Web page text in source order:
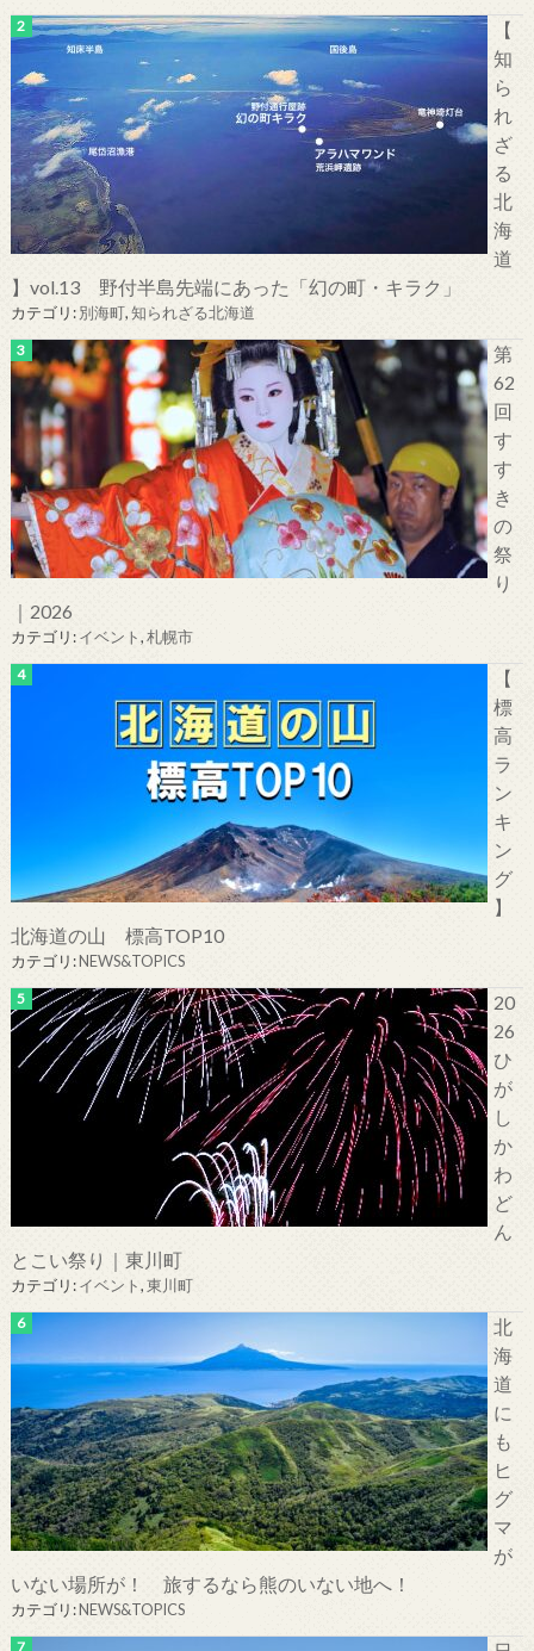
【
知
ら
れ
ざ
る
北
海
道
】vol.13 野付半島先端にあった「幻の町・キラク」
カテゴリ:別海町,知られざる北海道
第
62
回
す
す
き
の
祭
り
｜2026
カテゴリ:イベント,札幌市
【
標
高
ラ
ン
キ
ン
グ
】
北海道の山 標高TOP10
カテゴリ:NEWS&TOPICS
20
26
ひ
が
し
か
わ
ど
ん
とこい祭り｜東川町
カテゴリ:イベント,東川町
北
海
道
に
も
ヒ
グ
マ
が
いない場所が！ 旅するなら熊のいない地へ！
カテゴリ:NEWS&TOPICS